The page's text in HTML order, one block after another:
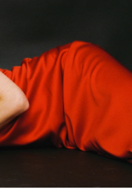
Сделано в России
Арт. DRRPI0890